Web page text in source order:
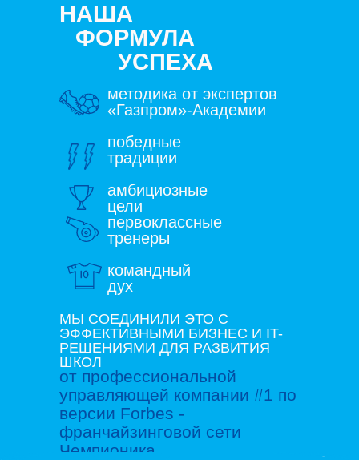
командный
дух
НАША
УСПЕХА
методика от экспертов
«Газпром»-Академии
первоклассные
тренеры
амбициозные
цели
победные
традиции
от профессиональной
управляющей компании #1 по
версии Forbes -
франчайзинговой сети
Чемпионика.
МЫ СОЕДИНИЛИ ЭТО С
ЭФФЕКТИВНЫМИ БИЗНЕС И IT-
РЕШЕНИЯМИ ДЛЯ РАЗВИТИЯ
ШКОЛ
ФОРМУЛА